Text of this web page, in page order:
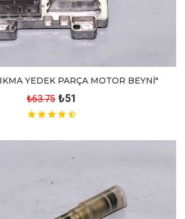
YEDEK PARÇA MOTOR BEYNİ"
₺63.75 ₺51